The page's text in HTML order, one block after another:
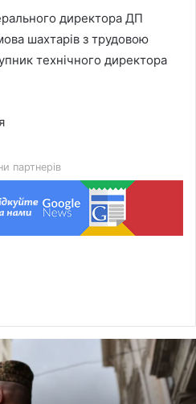
директора ДП
шахтарів з трудовою
технічного директора
партнерів